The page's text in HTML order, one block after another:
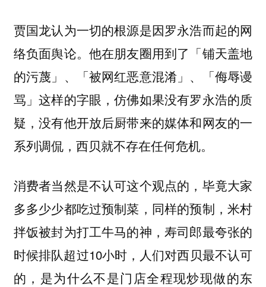
贾国龙认为一切的根源是因罗永浩而起的网
络负面舆论。他在朋友圈用到了「铺天盖地
的污蔑」、「被网红恶意混淆」、「侮辱谩
骂」这样的字眼，仿佛如果没有罗永浩的质
疑，没有他开放后厨带来的媒体和网友的一
系列调侃，西贝就不存在任何危机。
消费者当然是不认可这个观点的，毕竟大家
多多少少都吃过预制菜，同样的预制，米村
拌饭被封为打工牛马的神，寿司郎最夸张的
时候排队超过10小时，人们对西贝最不认可
的，是为什么不是门店全程现炒现做的东